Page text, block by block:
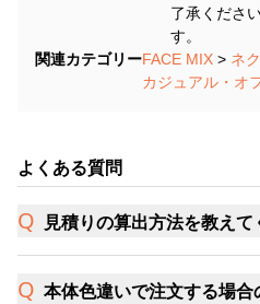
了承くださ
す。
関連カテゴリーFACE MIX > ネ
カジュアル・オ
よくある質問
見積りの算出方法を教えて
本体色違いで注文する場